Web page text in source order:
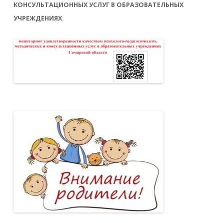
КОНСУЛЬТАЦИОННЫХ УСЛУГ В ОБРАЗОВАТЕЛЬНЫХ
УЧРЕЖДЕНИЯХ